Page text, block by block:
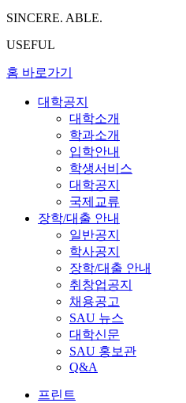
SINCERE. ABLE.
USEFUL
홈 바로가기
대학공지
대학소개
학과소개
입학안내
학생서비스
대학공지
국제교류
장학/대출 안내
일반공지
학사공지
장학/대출 안내
취창업공지
채용공고
SAU 뉴스
대학신문
SAU 홍보관
Q&A
프린트